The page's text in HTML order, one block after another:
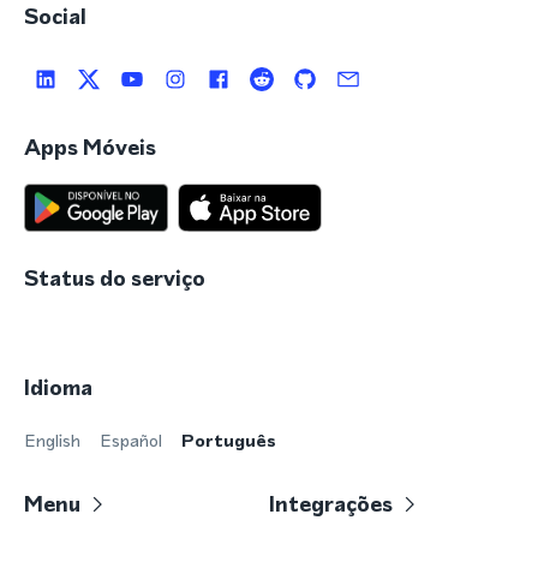
Social
Apps Móveis
Status do serviço
Idioma
English Español Português
Menu Integrações